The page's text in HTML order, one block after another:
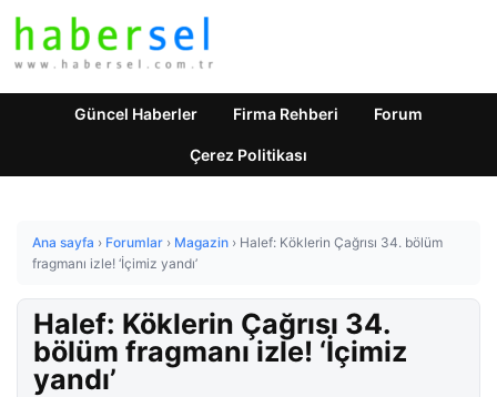
Güncel Haberler Firma Rehberi Forum
Çerez Politikası
Ana sayfa › Forumlar › Magazin › Halef: Köklerin Çağrısı 34. bölüm
fragmanı izle! ‘İçimiz yandı’
Halef: Köklerin Çağrısı 34.
bölüm fragmanı izle! ‘İçimiz
yandı’